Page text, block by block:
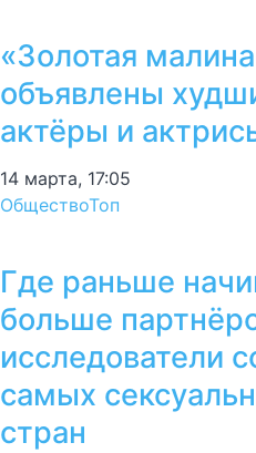
«Золотая
объявлены
актёры и
14 марта, 17:05
ОбществоТоп
Где раньше
больше
исследователи
самых
стран